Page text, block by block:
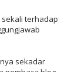
sekali terhadap
sekadar